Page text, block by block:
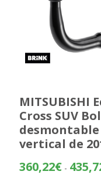
MITSUBISHI
Cross SUV
desmontable
vertical de
360,22€ -